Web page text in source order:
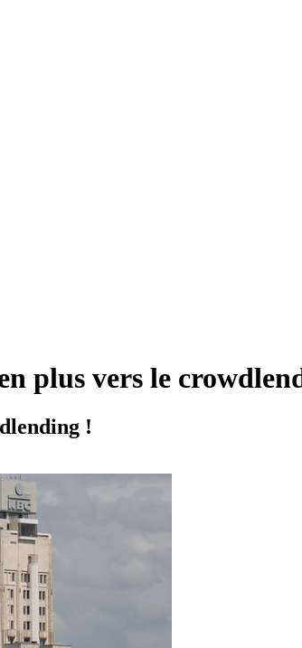
plus vers le
!